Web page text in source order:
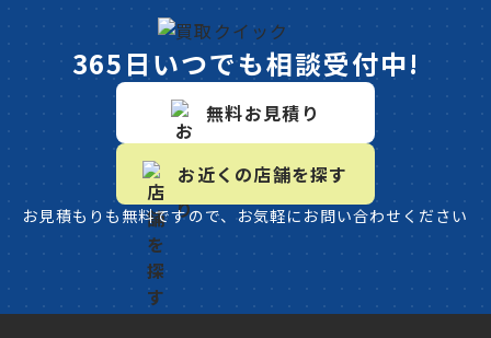
365日いつでも相談受付中!
無料お見積り
お近くの店舗を探す
お見積もりも無料ですので、お気軽にお問い合わせください